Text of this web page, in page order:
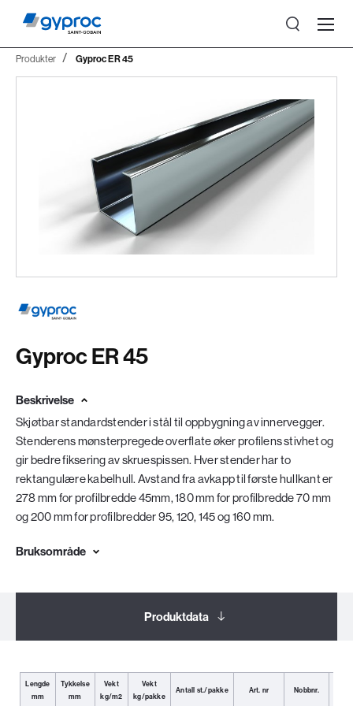
Produkter Gyproc ER 45
Gyproc ER 45
Beskrivelse
Skjøtbar standardstender i stål til oppbygning av innervegger.
Stenderens mønsterpregede overflate øker profilens stivhet og
gir bedre fiksering av skruespissen. Hver stender har to
rektangulære kabelhull. Avstand fra avkapp til første hullkant er
278 mm for profilbredde 45mm, 180 mm for profilbredde 70 mm
og 200 mm for profilbredder 95, 120, 145 og 160 mm.
Bruksområde
Produktdata
Lengde
mm
Tykkelse
mm
Vekt
kg/m2
Vekt
kg/pakke
Antall st./pakke Art. nr Nobbnr.